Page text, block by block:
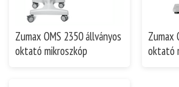
Zumax OMS 2350 állványos
oktató mikroszkóp
Zumax
oktató